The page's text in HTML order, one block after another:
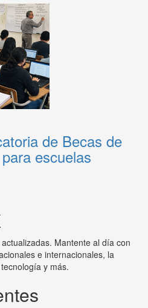
de Becas de
escuelas
Mantente al día con
e internacionales, la
y más.